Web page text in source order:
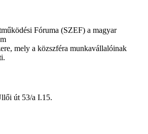
Fóruma (SZEF) a magyar
mely a közszféra munkavállalóinak
út 53/a I.15.